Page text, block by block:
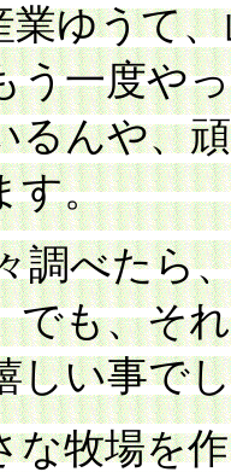
業ゆうて
う一度や
るんや、
す。
べたら、
でも、そ
しい事で
牧場を作